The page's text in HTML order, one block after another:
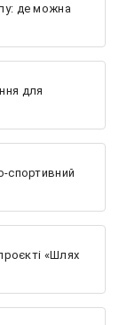
де можна
для
спортивний
«Шлях